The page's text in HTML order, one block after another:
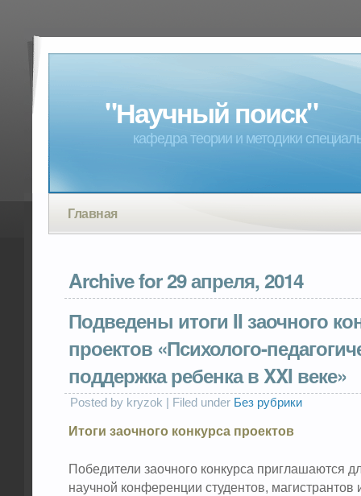
"Научный поиск"
кафедра теории и методики
Главная
Archive for 29 апреля, 2014
Подведены итоги II заочного
проектов «Психолого-
поддержка ребенка в XXI веке»
Posted by kryzok | Filed under Без рубрики
Итоги заочного конкурса проектов
Победители заочного конкурса приглашаются
научной конференции студентов, магистрантов